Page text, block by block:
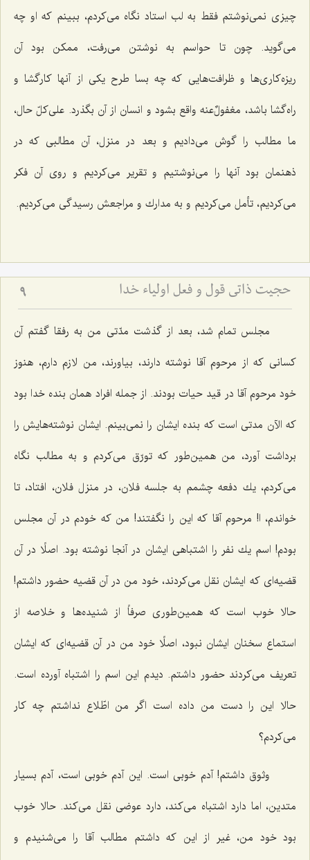
چیزی نمی‌نوشتم فقط به لب استاد نگاه می‌كردم، ببینم كه او چه
می‌گوید. چون تا حواسم به نوشتن می‌رفت، ممكن بود آن
ریزه‌كاری‌ها و ظرافت‌هایی كه چه بسا طرح یكی از آنها كارگشا و
راه‌گشا باشد، مغفولٌ‌عنه واقع بشود و انسان از آن بگذرد. علی‌كلّ حال،
ما مطالب را گوش می‌دادیم و بعد در منزل، آن مطالبی كه در
ذهنمان بود آنها را می‌نوشتیم و تقریر می‌كردیم و روی آن فكر
می‌كردیم، تأمل می‌كردیم و به مدارك و مراجعش رسیدگی می‌كردیم.
حجیت ذاتی قول و فعل اولیاء خدا 9
مجلس تمام شد، بعد از گذشت مدّتی من به رفقا گفتم آن
كسانی كه از مرحوم آقا نوشته دارند، بیاورند، من لازم دارم، هنوز
خود مرحوم آقا در قید حیات بودند. از جمله افراد همان بنده خدا بود
كه الآن مدتی است كه بنده ایشان را نمی‌بینم. ایشان نوشته‌هایش را
برداشت آورد، من همین‌طور كه تورّق می‌كردم و به مطالب نگاه
می‌كردم، یك دفعه چشمم به جلسه فلان، در منزل فلان، افتاد، تا
خواندم، ا! مرحوم آقا كه این را نگفتند! من كه خودم در آن مجلس
بودم! اسم یك نفر را اشتباهی ایشان در آنجا نوشته بود. اصلًا در آن
قضیه‌ای كه ایشان نقل می‌كردند، خود من در آن قضیه حضور داشتم!
حالا خوب است كه همین‌طوری صرفاً از شنیده‌ها و خلاصه از
استماع سخنان ایشان نبود، اصلًا خود من در آن قضیه‌ای كه ایشان
تعریف می‌كردند حضور داشتم. دیدم این اسم را اشتباه آورده است.
حالا این را دست من داده است اگر من اطّلاع نداشتم چه كار
می‌كردم؟
وثوق داشتم! آدم خوبی است. این آدم خوبی است، آدم بسیار
متدین، اما دارد اشتباه می‌كند، دارد عوضی نقل می‌كند. حالا خوب
بود خود من، غیر از این كه داشتم مطالب آقا را می‌شنیدم و